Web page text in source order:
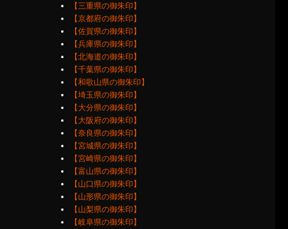
【三重県の御朱印】
【京都府の御朱印】
【佐賀県の御朱印】
【兵庫県の御朱印】
【北海道の御朱印】
【千葉県の御朱印】
【和歌山県の御朱印】
【埼玉県の御朱印】
【大分県の御朱印】
【大阪府の御朱印】
【奈良県の御朱印】
【宮城県の御朱印】
【宮崎県の御朱印】
【富山県の御朱印】
【山口県の御朱印】
【山形県の御朱印】
【山梨県の御朱印】
【岐阜県の御朱印】